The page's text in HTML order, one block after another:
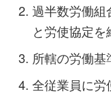
過半数労働組
と労使協定を
所轄の労働
全従業員に労